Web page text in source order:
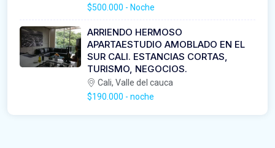
$500.000 - Noche
ARRIENDO HERMOSO
APARTAESTUDIO AMOBLADO EN EL
SUR CALI. ESTANCIAS CORTAS,
TURISMO, NEGOCIOS.
Cali, Valle del cauca
$190.000 - noche